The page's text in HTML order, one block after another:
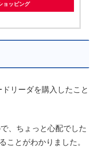
ョッピング
リーダを購入したこと
、ちょっと心配でした
ことがわかりました。